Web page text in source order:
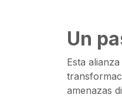
Un
Esta
amenazas